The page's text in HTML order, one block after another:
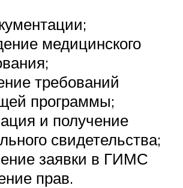
медицинского
требований
программы;
и получение
свидетельства;
заявки в ГИМС
прав.